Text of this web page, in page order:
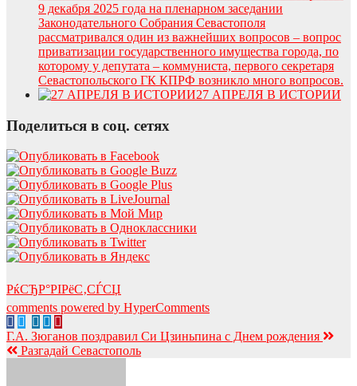
9 декабря 2025 года на пленарном заседании
Законодательного Собрания Севастополя
рассматривался один из важнейших вопросов – вопрос
приватизации государственного имущества города, по
которому у депутата – коммуниста, первого секретаря
Севастопольского ГК КПРФ возникло много вопросов.
27 АПРЕЛЯ В ИСТОРИИ
Поделиться в соц. сетях
РќСЂР°РІРёС‚СЃСЏ
comments powered by HyperComments
Навигация
по
Г.А. Зюганов поздравил Си Цзиньпина с Днем рождения
Разгадай Севастополь